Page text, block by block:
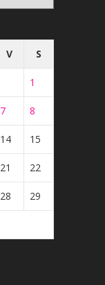
V S
1
7 8
14 15
21 22
28 29